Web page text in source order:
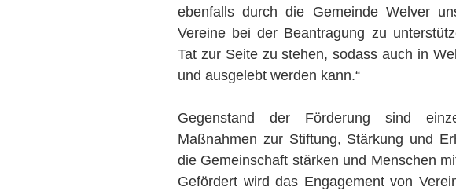
ebenfalls durch die Gemeinde Welver
Vereine bei der Beantragung zu
Tat zur Seite zu stehen, sodass auch in
und ausgelebt werden kann.“
Gegenstand der Förderung sind
Maßnahmen zur Stiftung, Stärkung und
die Gemeinschaft stärken und Menschen
Gefördert wird das Engagement von